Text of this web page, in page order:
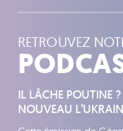
RETROUVEZ
IL LÂCHE POUTINE
NOUVEAU